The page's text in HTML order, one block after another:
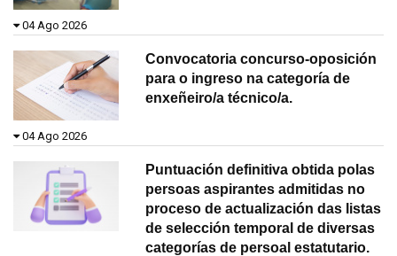
04 Ago 2026
Convocatoria concurso-oposición
para o ingreso na categoría de
enxeñeiro/a técnico/a.
04 Ago 2026
Puntuación definitiva obtida polas
persoas aspirantes admitidas no
proceso de actualización das listas
de selección temporal de diversas
categorías de persoal estatutario.